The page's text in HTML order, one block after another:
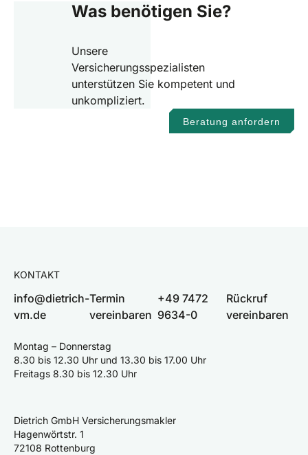
Was benötigen Sie?
Unsere
Versicherungsspezialisten
unterstützen Sie kompetent und
unkompliziert.
Beratung anfordern
KONTAKT
info@dietrich-
vm.de
Termin
vereinbaren
+49 7472
9634-0
Rückruf
vereinbaren
Montag – Donnerstag
8.30 bis 12.30 Uhr und 13.30 bis 17.00 Uhr
Freitags 8.30 bis 12.30 Uhr
Dietrich GmbH Versicherungsmakler
Hagenwörtstr. 1
72108 Rottenburg